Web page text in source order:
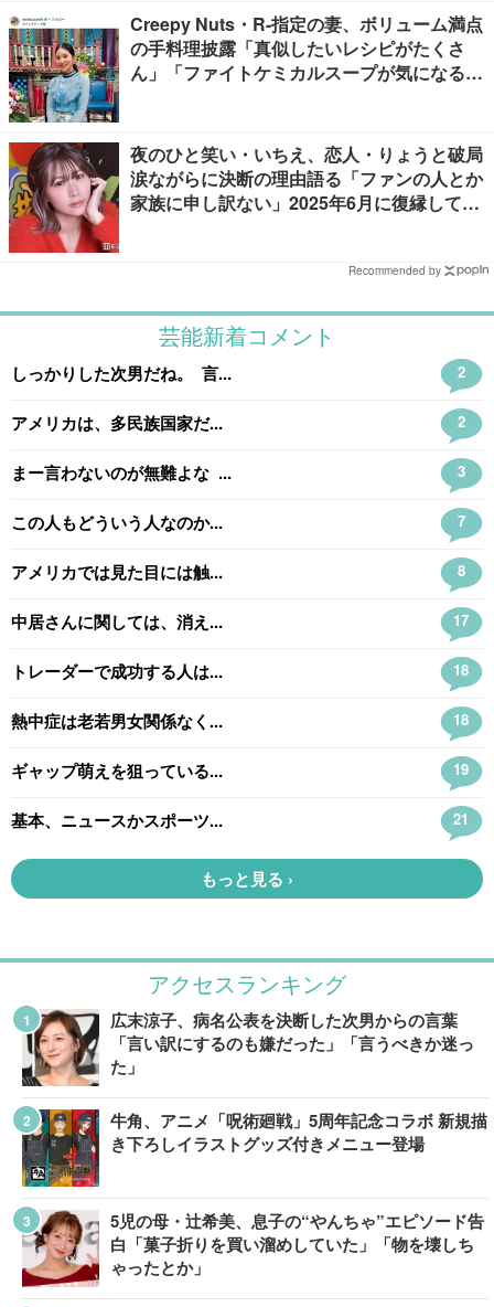
Creepy Nuts・R-指定の妻、ボリューム満点
の手料理披露「真似したいレシピがたくさ
ん」「ファイトケミカルスープが気になる」
夜のひと笑い・いちえ、恋人・りょうと破局
涙ながらに決断の理由語る「ファンの人とか
家族に申し訳ない」2025年6月に復縁してい
Recommended by
アクセスランキング
広末涼子、病名公表を決断した次男からの言葉
「言い訳にするのも嫌だった」「言うべきか迷っ
た」
牛角、アニメ「呪術廻戦」5周年記念コラボ 新規描
き下ろしイラストグッズ付きメニュー登場
5児の母・辻希美、息子の“やんちゃ”エピソード告
白「菓子折りを買い溜めしていた」「物を壊しち
ゃったとか」